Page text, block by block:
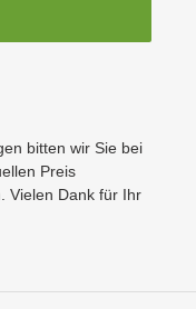
bitten wir Sie bei
Preis
Vielen Dank für Ihr